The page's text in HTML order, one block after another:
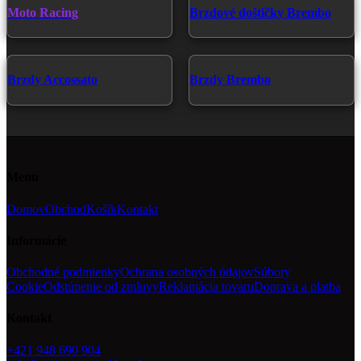
produktu.
Moto Racing Brzdové doštičky Brembo
Brzdy Accossato Brzdy Brembo
DomovObchodKošíkKontakt
Obchodné podmienkyOchrana osobných údajovSúbory
CookieOdstúpenie od zmluvyReklamácia tovaruDoprava a platba
+421 948 690 904